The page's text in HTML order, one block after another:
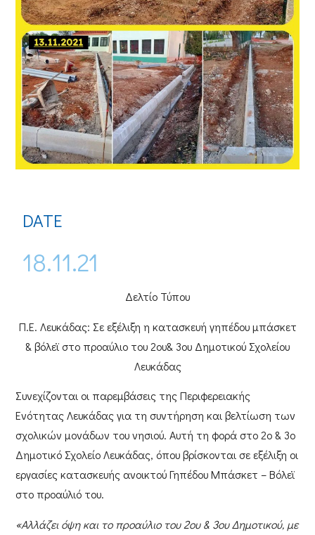
DATE
18.11.21
Δελτίο Τύπου
Π.Ε. Λευκάδας: Σε εξέλιξη η κατασκευή γηπέδου μπάσκετ
& βόλεϊ στο προαύλιο του 2ου& 3ου Δημοτικού Σχολείου
Λευκάδας
Συνεχίζονται οι παρεμβάσεις τηςΠεριφερειακής
Ενότητας Λευκάδαςγια τη συντήρηση και βελτίωση των
σχολικών μονάδων του νησιού. Αυτή τη φορά στο2ο & 3ο
Δημοτικό Σχολείο Λευκάδας, όπου βρίσκονται σε εξέλιξη οι
εργασίες κατασκευής ανοικτού Γηπέδου Μπάσκετ – Βόλεϊ
στο προαύλιό του.
«Αλλάζει όψη και το προαύλιο του 2ου & 3ου Δημοτικού, με